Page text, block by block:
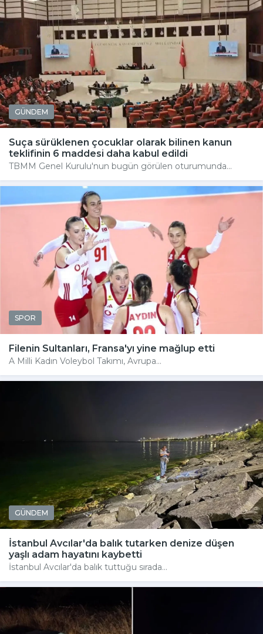
GÜNDEM
Suça sürüklenen çocuklar olarak bilinen kanun
teklifinin 6 maddesi daha kabul edildi
TBMM Genel Kurulu'nun bugün görülen oturumunda...
SPOR
Filenin Sultanları, Fransa'yı yine mağlup etti
A Milli Kadın Voleybol Takımı, Avrupa...
GÜNDEM
İstanbul Avcılar'da balık tutarken denize düşen
yaşlı adam hayatını kaybetti
İstanbul Avcılar'da balık tuttuğu sırada...